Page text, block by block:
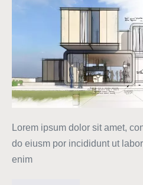
Lorem ipsum dolor sit amet,
do eiusm por incididunt ut
enim